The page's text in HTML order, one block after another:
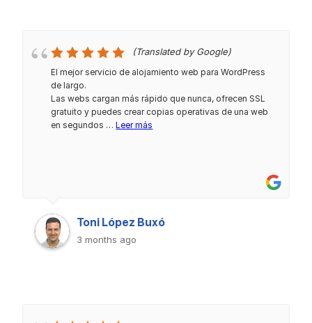
(Translated by Google)
El mejor servicio de alojamiento web para WordPress
de largo.
Las webs cargan más rápido que nunca, ofrecen SSL
gratuito y puedes crear copias operativas de una web
en segundos …Leer más
Toni López Buxó
3 months ago